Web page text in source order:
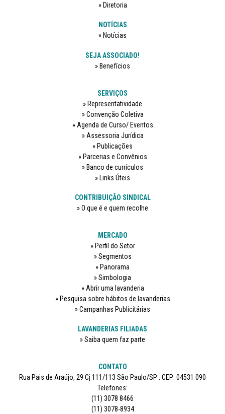
Diretoria
NOTÍCIAS
Notícias
SEJA ASSOCIADO!
Benefícios
SERVIÇOS
Representatividade
Convenção Coletiva
Agenda de Curso/ Eventos
Assessoria Jurídica
Publicações
Parcerias e Convênios
Banco de currículos
Links Úteis
CONTRIBUIÇÃO SINDICAL
O que é e quem recolhe
MERCADO
Perfil do Setor
Segmentos
Panorama
Simbologia
Abrir uma lavanderia
Pesquisa sobre hábitos de lavanderias
Campanhas Publicitárias
LAVANDERIAS FILIADAS
Saiba quem faz parte
CONTATO
Rua Pais de Araújo, 29 Cj 111/113 São Paulo/SP . CEP: 04531 090
Telefones:
(11) 3078 8466
(11) 3078-8934